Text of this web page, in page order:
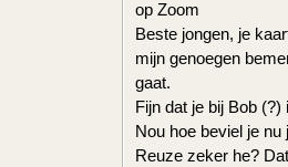
op Zoom
Beste jongen, je
mijn genoegen
gaat.
Fijn dat je bij Bob (?)
Nou hoe beviel je
Reuze zeker he?